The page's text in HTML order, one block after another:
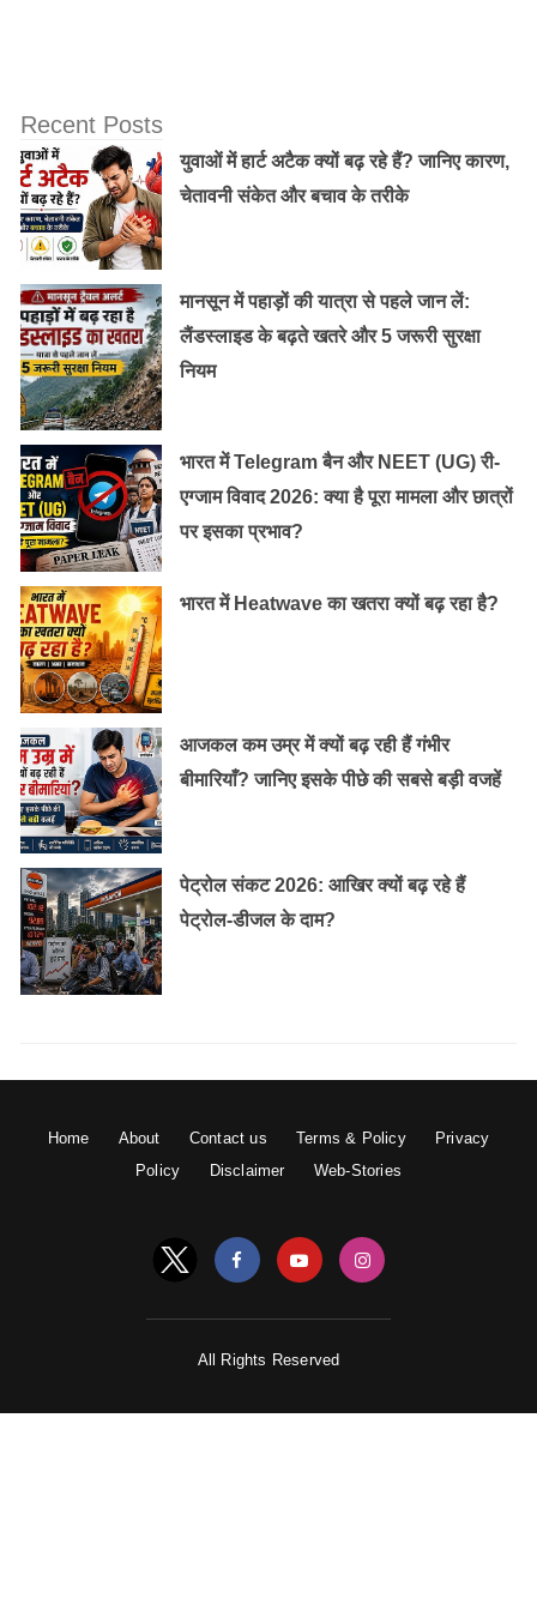
Recent Posts
युवाओं में हार्ट अटैक क्यों बढ़ रहे हैं? जानिए कारण,
चेतावनी संकेत और बचाव के तरीके
मानसून में पहाड़ों की यात्रा से पहले जान लें:
लैंडस्लाइड के बढ़ते खतरे और 5 जरूरी सुरक्षा
नियम
भारत में Telegram बैन और NEET (UG) री-
एग्जाम विवाद 2026: क्या है पूरा मामला और छात्रों
पर इसका प्रभाव?
भारत में Heatwave का खतरा क्यों बढ़ रहा है?
आजकल कम उम्र में क्यों बढ़ रही हैं गंभीर
बीमारियाँ? जानिए इसके पीछे की सबसे बड़ी वजहें
पेट्रोल संकट 2026: आखिर क्यों बढ़ रहे हैं
पेट्रोल-डीजल के दाम?
Home About Contact us Terms & Policy
Privacy
Policy
Disclaimer Web-Stories
All Rights Reserved